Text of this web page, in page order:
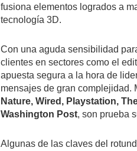
fusiona elementos logrados a
tecnología 3D.
Con una aguda sensibilidad
clientes en sectores como el
apuesta segura a la hora de
mensajes de gran complejidad.
Nature, Wired, Playstation,
Washington Post, son prueba
Algunas de las claves del